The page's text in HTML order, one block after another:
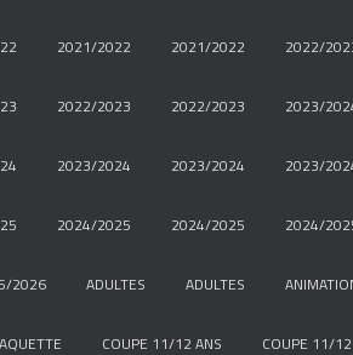
2021/2022 2021/2022 2022/
2022/2023 2022/2023 2023/
2023/2024 2023/2024 2023/
2024/2025 2024/2025 2024/
2026 ADULTES ADULTES
COUPE 11/12 ANS COUPE 11/